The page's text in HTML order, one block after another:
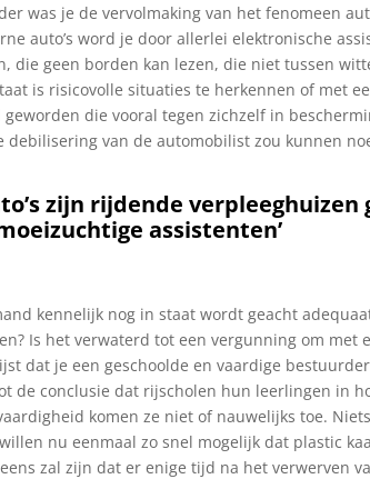
was je de vervolmaking van het fenomeen
auto’s word je door allerlei elektronische
die geen borden kan lezen, die niet tussen
is risicovolle situaties te herkennen of met
die vooral tegen zichzelf in
debilisering van de automobilist zou kunnen
zijn rijdende
assistenten’
kennelijk nog in staat wordt geacht
Is het verwaterd tot een vergunning om
dat je een geschoolde en vaardige
de conclusie dat rijscholen hun leerlingen in
komen ze niet of nauwelijks toe.
nu eenmaal zo snel mogelijk dat plastic
zal zijn dat er enige tijd na het verwerven